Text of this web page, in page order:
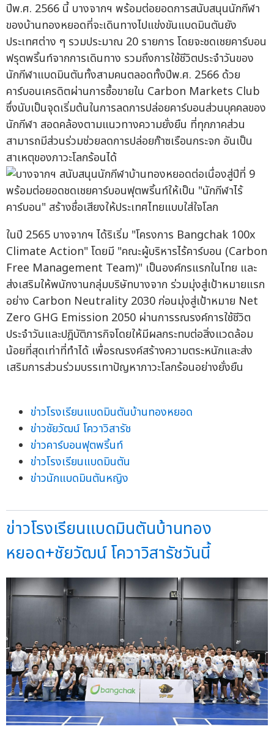
ปีพ.ศ. 2566 นี้ บางจากฯ พร้อมต่อยอดการสนับสนุนนักกีฬา
ของบ้านทองหยอดที่จะเดินทางไปแข่งขันแบดมินตันยัง
ประเทศต่าง ๆ รวมประมาณ 20 รายการ โดยจะชดเชยคาร์บอน
ฟรุตพริ้นท์จากการเดินทาง รวมถึงการใช้ชีวิตประจำวันของ
นักกีฬาแบดมินตันทั้งสามคนตลอดทั้งปีพ.ศ. 2566 ด้วย
คาร์บอนเครดิตผ่านการซื้อขายใน Carbon Markets Club
ซึ่งนับเป็นจุดเริ่มต้นในการลดการปล่อยคาร์บอนส่วนบุคคลของ
นักกีฬา สอดคล้องตามแนวทางความยั่งยืน ที่ทุกภาคส่วน
สามารถมีส่วนร่วมช่วยลดการปล่อยก๊าซเรือนกระจก อันเป็น
สาเหตุของภาวะโลกร้อนได้
ในปี 2565 บางจากฯ ได้ริเริ่ม "โครงการ Bangchak 100x
Climate Action" โดยมี "คณะผู้บริหารไร้คาร์บอน (Carbon
Free Management Team)" เป็นองค์กรแรกในไทย และ
ส่งเสริมให้พนักงานกลุ่มบริษัทบางจาก ร่วมมุ่งสู่เป้าหมายแรก
อย่าง Carbon Neutrality 2030 ก่อนมุ่งสู่เป้าหมาย Net
Zero GHG Emission 2050 ผ่านการรณรงค์การใช้ชีวิต
ประจำวันและปฎิบัติภารกิจโดยให้มีผลกระทบต่อสิ่งแวดล้อม
น้อยที่สุดเท่าที่ทำได้ เพื่อรณรงค์สร้างความตระหนักและส่ง
เสริมการส่วนร่วมบรรเทาปัญหาภาวะโลกร้อนอย่างยั่งยืน
ข่าวโรงเรียนแบดมินตันบ้านทองหยอด
ข่าวชัยวัฒน์ โควาวิสารัช
ข่าวคาร์บอนฟุตพริ้นท์
ข่าวโรงเรียนแบดมินตัน
ข่าวนักแบดมินตันหญิง
ข่าวโรงเรียนแบดมินตันบ้านทอง
หยอด+ชัยวัฒน์ โควาวิสารัชวันนี้